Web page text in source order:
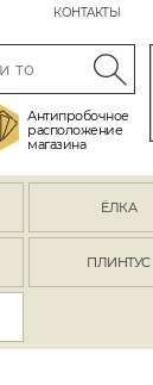
КОНТАКТЫ
Антипробочное
расположение
магазина
ЁЛКА
ПЛИНТУС